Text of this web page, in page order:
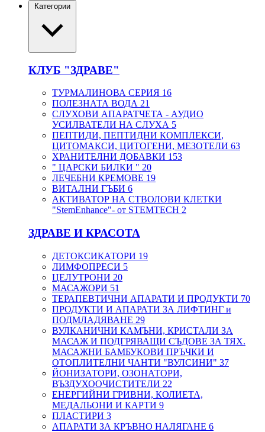
Категории
КЛУБ "ЗДРАВЕ"
ТУРМАЛИНОВА СЕРИЯ 16
ПОЛЕЗНАТА ВОДА 21
СЛУХОВИ АПАРАТЧЕТА - АУДИО
УСИЛВАТЕЛИ НА СЛУХА 5
ПЕПТИДИ, ПЕПТИДНИ КОМПЛЕКСИ,
ЦИТОМАКСИ, ЦИТОГЕНИ, МЕЗОТЕЛИ 63
ХРАНИТЕЛНИ ДОБАВКИ 153
" ЦАРСКИ БИЛКИ " 20
ЛЕЧЕБНИ КРЕМОВЕ 19
ВИТАЛНИ ГЪБИ 6
АКТИВАТОР НА СТВОЛОВИ КЛЕТКИ
"StemEnhance"- от STEMTECH 2
ЗДРАВЕ И КРАСОТА
ДЕТОКСИКАТОРИ 19
ЛИМФОПРЕСИ 5
ЦЕЛУТРОНИ 20
МАСАЖОРИ 51
ТЕРАПЕВТИЧНИ АПАРАТИ И ПРОДУКТИ 70
ПРОДУКТИ И АПАРАТИ ЗА ЛИФТИНГ и
ПОДМЛАДЯВАНЕ 29
ВУЛКАНИЧНИ КАМЪНИ, КРИСТАЛИ ЗА
МАСАЖ И ПОДГРЯВАЩИ СЪДОВЕ ЗА ТЯХ.
МАСАЖНИ БАМБУКОВИ ПРЪЧКИ И
ОТОПЛИТЕЛНИ ЧАНТИ "ВУЛСИНИ" 37
ЙОНИЗАТОРИ, ОЗОНАТОРИ,
ВЪЗДУХООЧИСТИТЕЛИ 22
ЕНЕРГИЙНИ ГРИВНИ, КОЛИЕТА,
МЕДАЛЬОНИ И КАРТИ 9
ПЛАСТИРИ 3
АПАРАТИ ЗА КРЪВНО НАЛЯГАНЕ 6